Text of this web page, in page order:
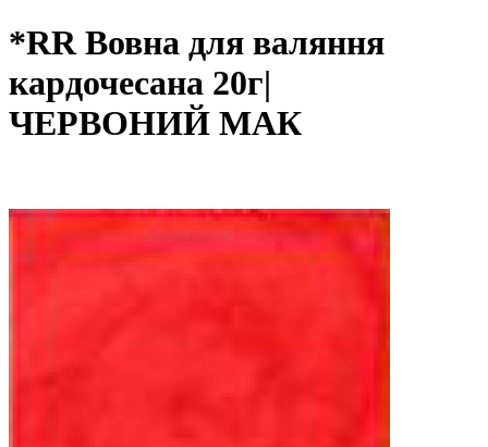
*RR Вовна для валяння
кардочесана 20г|
ЧЕРВОНИЙ МАК